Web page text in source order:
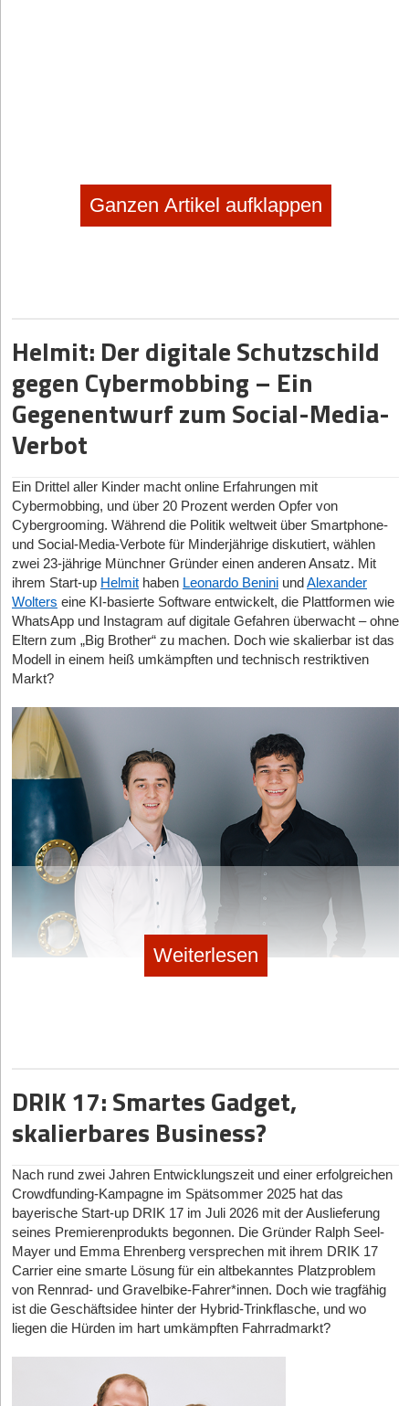
Ganzen Artikel aufklappen
Helmit: Der digitale Schutzschild
gegen Cybermobbing – Ein
Gegenentwurf zum Social-Media-
Verbot
Ein Drittel aller Kinder macht online Erfahrungen mit
Cybermobbing, und über 20 Prozent werden Opfer von
Cybergrooming. Während die Politik weltweit über Smartphone-
und Social-Media-Verbote für Minderjährige diskutiert, wählen
zwei 23-jährige Münchner Gründer einen anderen Ansatz. Mit
ihrem Start-up Helmit haben Leonardo Benini und Alexander
Wolters eine KI-basierte Software entwickelt, die Plattformen wie
WhatsApp und Instagram auf digitale Gefahren überwacht – ohne
Eltern zum „Big Brother“ zu machen. Doch wie skalierbar ist das
Modell in einem heiß umkämpften und technisch restriktiven
Markt?
Helmit-Gründer Leonardo Benini und Alexander Wolters © Helmit
Leonardo war als Kind selbst Opfer von Cybermobbing. Wer nun
glaubt, dieses Trauma sei der einzige Auslöser für die Gründung
keine Erfahrung, sondern eine Recherche“, stellt Leonardo Benini
klar. Das Gründer-Duo habe analysiert, was Eltern heute
tatsächlich zur Verfügung stehe, was jedoch meist nur auf App-
Sperren oder Webfilter hinauslaufe. Der 23-Jährige wird deutlich:
„Das ist die falsche Antwort auf die richtige Sorge. Wenn ein Kind
nur noch zwei Stunden am Tag online ist, wird in diesen zwei
Stunden nichts sicherer.“ Cybergrooming passiere schließlich
nicht wegen zu viel Bildschirmzeit, sondern weil Erwachsene
unbemerkt Kontakt aufnehmen und die Kinder aus Scham
um Kontext direkt und lokal auf dem Gerät zu verarbeiten. „Vor
Weiterlesen
DRIK 17: Smartes Gadget,
skalierbares Business?
Nach rund zwei Jahren Entwicklungszeit und einer erfolgreichen
Crowdfunding-Kampagne im Spätsommer 2025 hat das
bayerische Start-up DRIK 17 im Juli 2026 mit der Auslieferung
seines Premierenprodukts begonnen. Die Gründer Ralph Seel-
Mayer und Emma Ehrenberg versprechen mit ihrem DRIK 17
Carrier eine smarte Lösung für ein altbekanntes Platzproblem
von Rennrad- und Gravelbike-Fahrer*innen. Doch wie tragfähig
ist die Geschäftsidee hinter der Hybrid-Trinkflasche, und wo
liegen die Hürden im hart umkämpften Fahrradmarkt?